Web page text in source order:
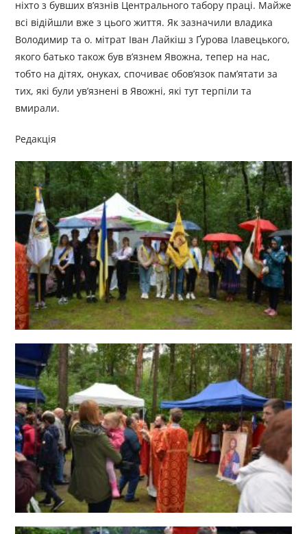
ніхто з бувших в’язнів Центрального табору праці. Майже
всі відійшли вже з цього життя. Як зазначили владика
Володимир та о. мітрат Іван Лайкіш з Ґурова Ілавецького,
якого батько також був в’язнем Явожна, тепер на нас,
тобто на дітях, онуках, спочиває обов’язок пам’ятати за
тих, які були ув’язнені в Явожні, які тут терпіли та
вмирали.
Редакція